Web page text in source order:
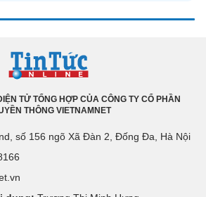
TỬ TỔNG HỢP CỦA CÔNG TY CỔ PHẦN
THÔNG VIETNAMNET
số 156 ngõ Xã Đàn 2, Đống Đa, Hà Nội